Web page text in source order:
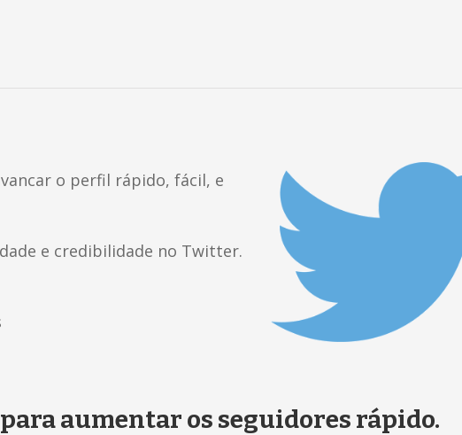
o perfil rápido, fácil, e
e credibilidade no Twitter.
aumentar os seguidores rápido.